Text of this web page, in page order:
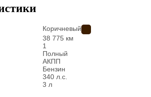
Коричневый
38 775 км
1
Полный
АКПП
Бензин
340 л.с.
3 л